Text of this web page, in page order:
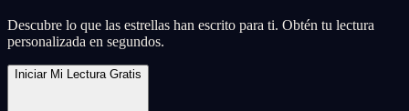
Descubre lo que las estrellas han escrito para ti. Obtén tu lectura
personalizada en segundos.
Iniciar Mi Lectura Gratis